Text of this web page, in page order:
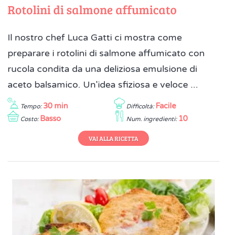
Rotolini di salmone affumicato
Il nostro chef Luca Gatti ci mostra come
preparare i rotolini di salmone affumicato con
rucola condita da una deliziosa emulsione di
aceto balsamico. Un'idea sfiziosa e veloce ...
Tempo: 30 min Difficoltà: Facile
Costo: Basso Num. ingredienti: 10
VAI ALLA RICETTA